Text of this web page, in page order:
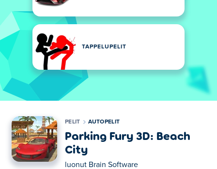
TAPPELUPELIT
PELIT AUTOPELIT
Parking Fury 3D: Beach
City
luonut Brain Software